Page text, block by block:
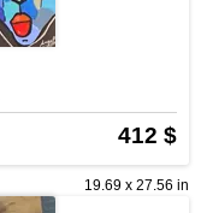
412 $
19.69 x 27.56 in